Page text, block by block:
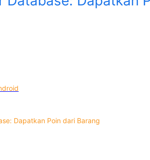
Dapatkan Poin dari Barang